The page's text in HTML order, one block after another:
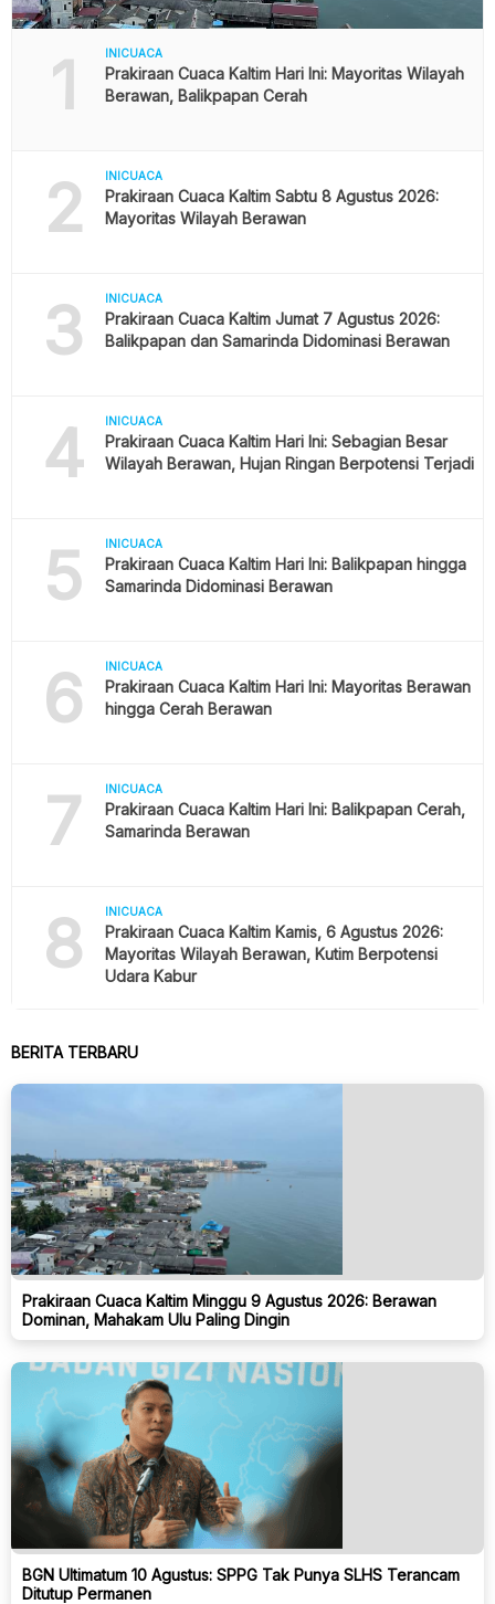
1 INICUACA
Prakiraan Cuaca Kaltim Hari Ini: Mayoritas Wilayah
Berawan, Balikpapan Cerah
2 INICUACA
Prakiraan Cuaca Kaltim Sabtu 8 Agustus 2026:
Mayoritas Wilayah Berawan
3 INICUACA
Prakiraan Cuaca Kaltim Jumat 7 Agustus 2026:
Balikpapan dan Samarinda Didominasi Berawan
4 INICUACA
Prakiraan Cuaca Kaltim Hari Ini: Sebagian Besar
Wilayah Berawan, Hujan Ringan Berpotensi Terjadi
5 INICUACA
Prakiraan Cuaca Kaltim Hari Ini: Balikpapan hingga
Samarinda Didominasi Berawan
6 INICUACA
Prakiraan Cuaca Kaltim Hari Ini: Mayoritas Berawan
hingga Cerah Berawan
7 INICUACA
Prakiraan Cuaca Kaltim Hari Ini: Balikpapan Cerah,
Samarinda Berawan
8 INICUACA
Prakiraan Cuaca Kaltim Kamis, 6 Agustus 2026:
Mayoritas Wilayah Berawan, Kutim Berpotensi
Udara Kabur
BERITA TERBARU
Prakiraan Cuaca Kaltim Minggu 9 Agustus 2026: Berawan
Dominan, Mahakam Ulu Paling Dingin
BGN Ultimatum 10 Agustus: SPPG Tak Punya SLHS Terancam
Ditutup Permanen